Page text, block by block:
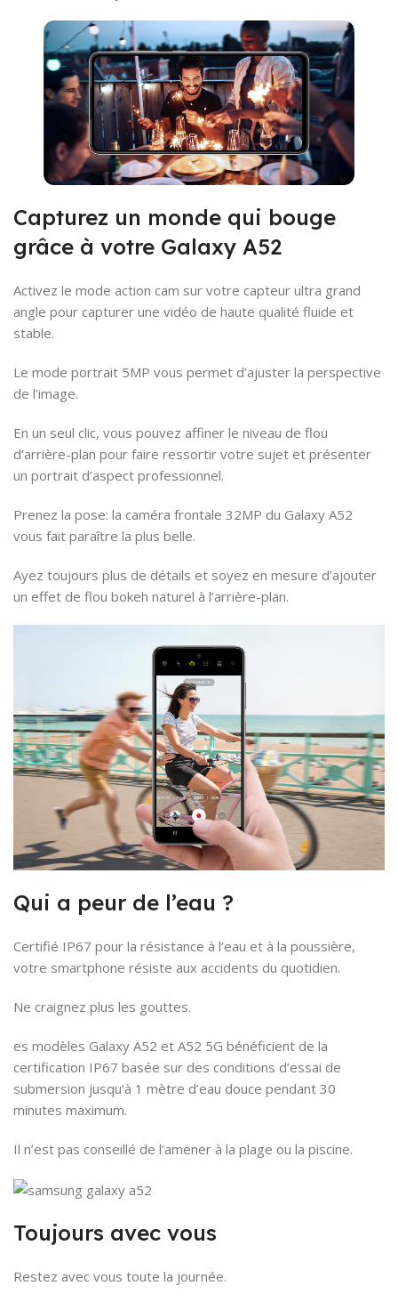
Capturez un monde qui bouge
grâce à votre Galaxy A52
Activez le mode action cam sur votre capteur ultra grand
angle pour capturer une vidéo de haute qualité fluide et
stable.
Le mode portrait 5MP vous permet d’ajuster la perspective
de l’image.
En un seul clic, vous pouvez affiner le niveau de flou
d’arrière-plan pour faire ressortir votre sujet et présenter
un portrait d’aspect professionnel.
Prenez la pose: la caméra frontale 32MP du Galaxy A52
vous fait paraître la plus belle.
Ayez toujours plus de détails et soyez en mesure d’ajouter
un effet de flou bokeh naturel à l’arrière-plan.
Qui a peur de l’eau ?
Certifié IP67 pour la résistance à l’eau et à la poussière,
votre smartphone résiste aux accidents du quotidien.
Ne craignez plus les gouttes.
es modèles Galaxy A52 et A52 5G bénéficient de la
certification IP67 basée sur des conditions d’essai de
submersion jusqu’à 1 mètre d’eau douce pendant 30
minutes maximum.
Il n’est pas conseillé de l’amener à la plage ou la piscine.
Toujours avec vous
Restez avec vous toute la journée.